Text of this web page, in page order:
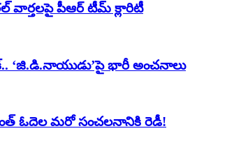
వార్తలపై పీఆర్ టీమ్ క్లారిటీ
‘జి.డి.నాయుడు’పై భారీ అంచనాలు
ఓదెల మరో సంచలనానికి రెడీ!